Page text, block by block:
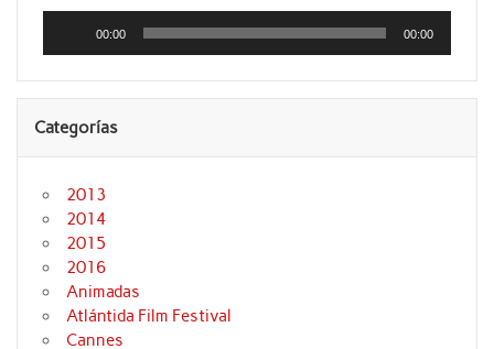
Reproductor
audio
00:00 00:00
Categorías
2013
2014
2015
2016
Animadas
Atlántida Film Festival
Cannes